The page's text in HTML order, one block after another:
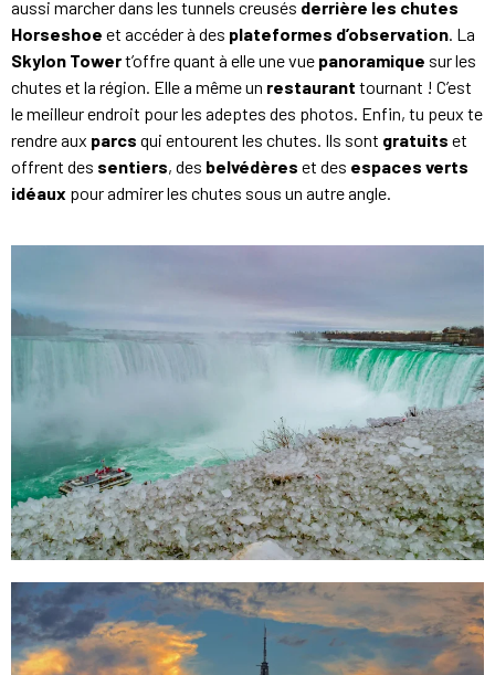
aussi marcher dans les tunnels creusés derrière les chutes
Horseshoe et accéder à des plateformes d’observation. La
Skylon Towert’offre quant à elle une vue panoramique sur les
chutes et la région. Elle a même un restaurant tournant ! C’est
le meilleur endroit pour les adeptes des photos. Enfin, tu peux te
rendre aux parcs qui entourent les chutes. Ils sont gratuits et
offrent des sentiers, des belvédères et des espaces verts
idéaux pour admirer les chutes sous un autre angle.